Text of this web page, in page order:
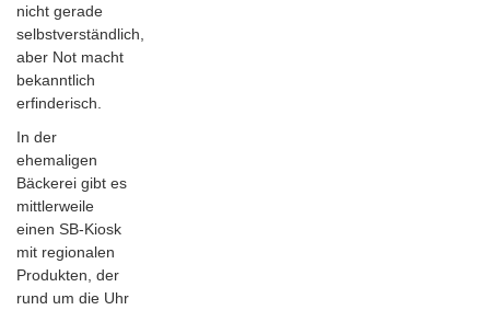
nicht gerade
selbstverständlich,
aber Not macht
bekanntlich
erfinderisch.
In der
ehemaligen
Bäckerei gibt es
mittlerweile
einen SB-Kiosk
mit regionalen
Produkten, der
rund um die Uhr